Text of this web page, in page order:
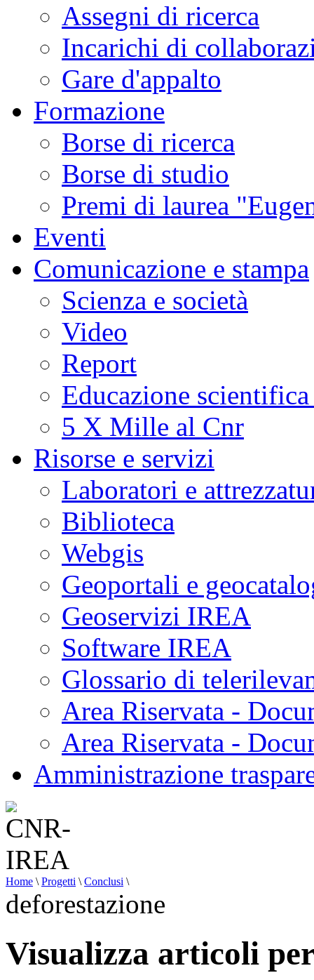
Assegni di ricerca
Incarichi di
Gare d'appalto
Formazione
Borse di ricerca
Borse di studio
Premi di laurea
Eventi
Comunicazione e stampa
Scienza e società
Video
Report
Educazione
5 X Mille al Cnr
Risorse e servizi
Laboratori e
Biblioteca
Webgis
Geoportali e
Geoservizi IREA
Software IREA
Glossario di
Area Riservata -
Area Riservata -
Amministrazione
Home \ Progetti \ Conclusi \
deforestazione
Visualizza articoli